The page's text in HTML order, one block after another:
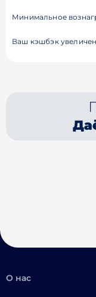
Минимальное
Ваш кэшбэк увеличен
О нас